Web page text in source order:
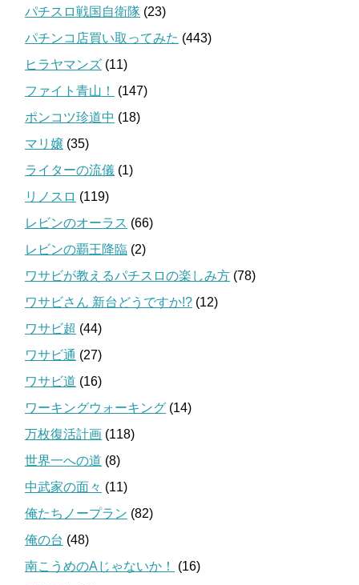
パチスロ戦国自衛隊 (23)
パチンコ店買い取ってみた (443)
ヒラヤマンズ (11)
ファイト青山！
(147)
ポンコツ珍道中 (18)
マリ嬢 (35)
ライターの流儀 (1)
リノスロ (119)
レビンのオーラス (66)
レビンの覇王降臨 (2)
ワサビが教えるパチスロの楽しみ方 (78)
ワサビさん 新台どうですか!? (12)
ワサビ超 (44)
ワサビ通 (27)
ワサビ道 (16)
ワーキングウォーキング (14)
万枚復活計画 (118)
世界一への道 (8)
中武家の面々 (11)
俺たちノープラン (82)
俺の台 (48)
南こうめのAじゃないか！
(16)